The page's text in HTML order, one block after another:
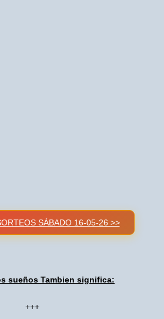
SÁBADO 16-05-26 >>
sueños Tambien significa:
+++